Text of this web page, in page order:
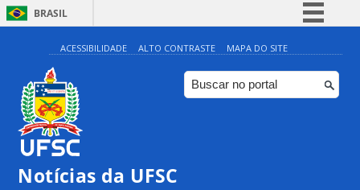
BRASIL
Simplifique!
Comunica BR
Participe
ACESSIBILIDADE ALTO CONTRASTE MAPA DO SITE
Notícias da UFSC